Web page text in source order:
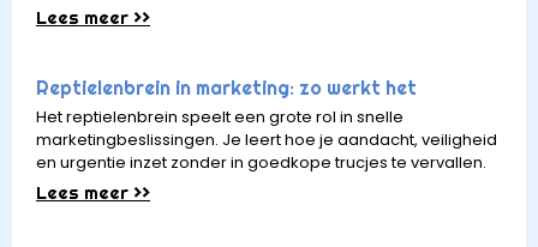
Lees meer >>
Reptielenbrein in marketing: zo werkt het
Het reptielenbrein speelt een grote rol in snelle
marketingbeslissingen. Je leert hoe je aandacht, veiligheid
en urgentie inzet zonder in goedkope trucjes te vervallen.
Lees meer >>